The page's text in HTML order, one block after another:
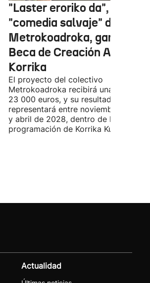
"Laster eroriko da", una
"comedia salvaje" de
Metrokoadroka, gana la
Beca de Creación AEK-
Korrika
El proyecto del colectivo
Metrokoadroka recibirá una ayuda de
23 000 euros, y su resultado final se
representará entre noviembre de
y abril de 2028, dentro de la
programación de Korrika Kulturala.
Actualidad